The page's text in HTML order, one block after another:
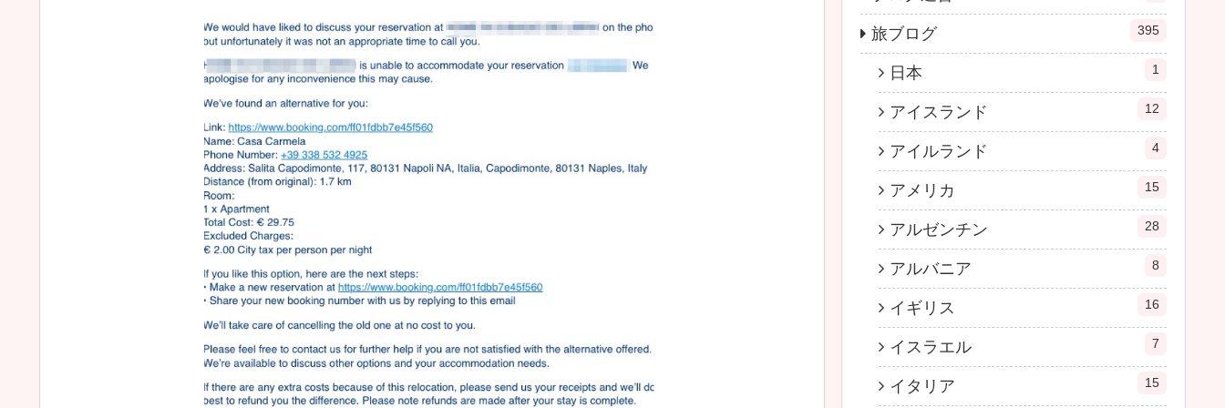
旅ブログ 395
日本 1
アイスランド 12
アイルランド 4
アメリカ 15
アルゼンチン 28
アルバニア 8
イギリス 16
イスラエル 7
イタリア 15